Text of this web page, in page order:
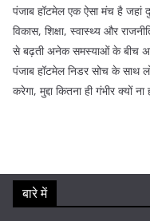
पंजाब हॉटमेल एक ऐसा मंच है जहां
विकास, शिक्षा, स्वास्थ्य और
से बढ़ती अनेक समस्याओं के बीच
पंजाब हॉटमेल निडर सोच के साथ
करेगा, मुद्दा कितना ही गंभीर क्यों
बारे में